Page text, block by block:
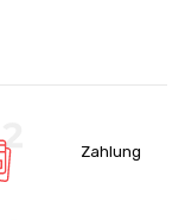
Zahlung